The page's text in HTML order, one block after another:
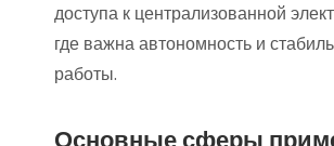
доступа к централизованной
где важна автономность и
работы.